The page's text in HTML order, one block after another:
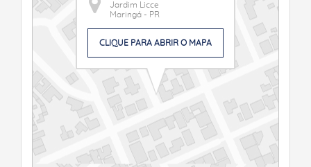
Jardim Licce
Maringá - PR
CLIQUE PARA ABRIR O MAPA